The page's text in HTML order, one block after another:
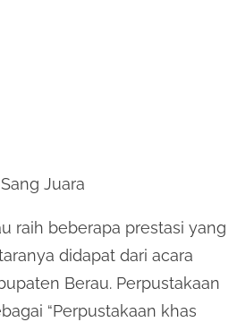
Juara
raih beberapa prestasi yang
didapat dari acara
Berau. Perpustakaan
“Perpustakaan khas